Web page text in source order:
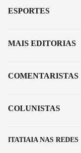
ITATIAIA NAS REDES
ESPORTES
MAIS EDITORIAS
COMENTARISTAS
COLUNISTAS